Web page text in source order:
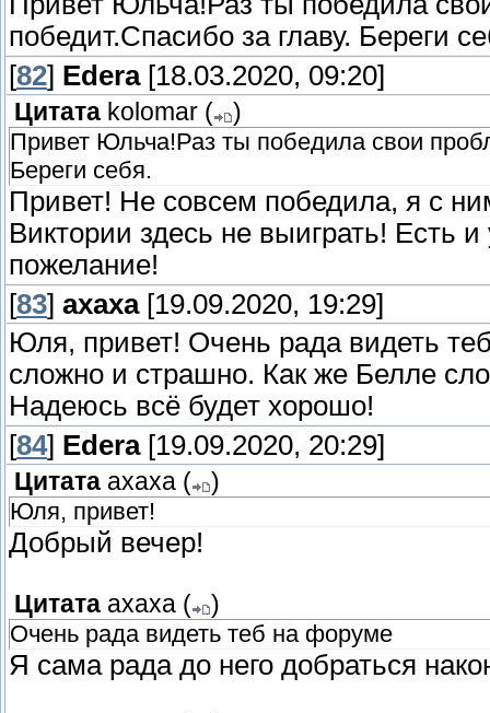
победит.Спасибо за главу. Береги
[82] Edera[18.03.2020, 09:20]
Цитата kolomar (
)
Привет Юльча!Раз ты победила свои
Береги себя.
Привет! Не совсем победила, я с
Виктории здесь не выиграть! Есть
пожелание!
[83] ахаха[19.09.2020, 19:29]
Юля, привет! Очень рада видеть
сложно и страшно. Как же Белле
Надеюсь всё будет хорошо!
[84] Edera[19.09.2020, 20:29]
Цитата ахаха (
)
Юля, привет!
Добрый вечер!
Цитата ахаха (
)
Очень рада видеть теб на форуме
Я сама рада до него добраться